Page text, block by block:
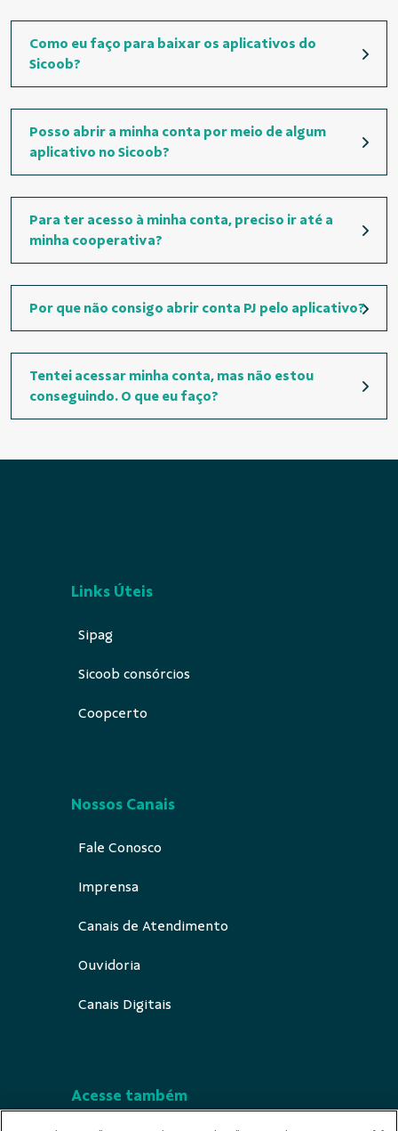
Como eu faço para baixar os aplicativos do
Sicoob?
Posso abrir a minha conta por meio de algum
aplicativo no Sicoob?
Para ter acesso à minha conta, preciso ir até a
minha cooperativa?
Por que não consigo abrir conta PJ pelo aplicativo?
Tentei acessar minha conta, mas não estou
conseguindo. O que eu faço?
Links Úteis
Sipag
Sicoob consórcios
Coopcerto
Nossos Canais
Fale Conosco
Imprensa
Canais de Atendimento
Ouvidoria
Canais Digitais
Acesse também